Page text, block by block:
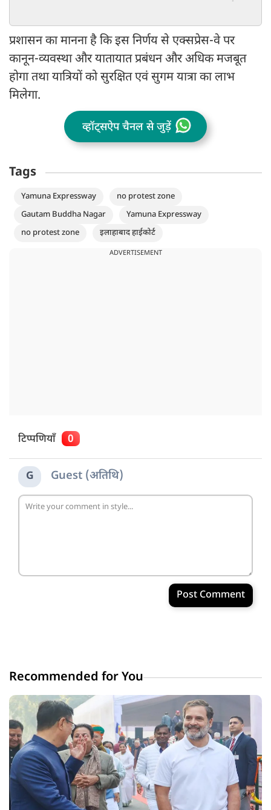
प्रशासन का मानना है कि इस निर्णय से एक्सप्रेस-वे पर
कानून-व्यवस्था और यातायात प्रबंधन और अधिक मजबूत
होगा तथा यात्रियों को सुरक्षित एवं सुगम यात्रा का लाभ
मिलेगा.
व्हॉट्सऐप चैनल से जुड़ें
Tags
Yamuna Expressway
no protest zone
Gautam Buddha Nagar
Yamuna Expressway
no protest zone
इलाहाबाद हाईकोर्ट
ADVERTISEMENT
टिप्पणियाँ 0
G Guest (अतिथि)
Post Comment
Recommended for You